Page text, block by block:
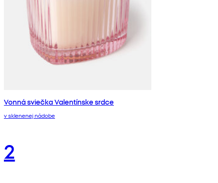
Vonná sviečka Valentínske srdce
v sklenenej nádobe
2